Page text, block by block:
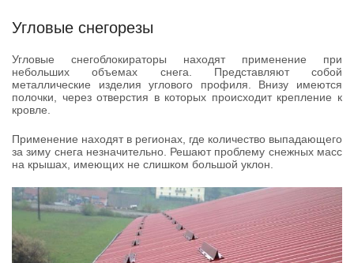
Угловые снегорезы
Угловые снегоблокираторы находят применение при
небольших объемах снега. Представляют собой
металлические изделия углового профиля. Внизу имеются
полочки, через отверстия в которых происходит крепление к
кровле.
Применение находят в регионах, где количество выпадающего
за зиму снега незначительно. Решают проблему снежных масс
на крышах, имеющих не слишком большой уклон.